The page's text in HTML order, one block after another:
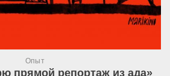
Опыт
прямой репортаж из ада»